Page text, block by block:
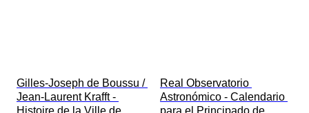
Gilles-Joseph de Boussu /
Jean-Laurent Krafft -
Real Observatorio
Astronómico - Calendario